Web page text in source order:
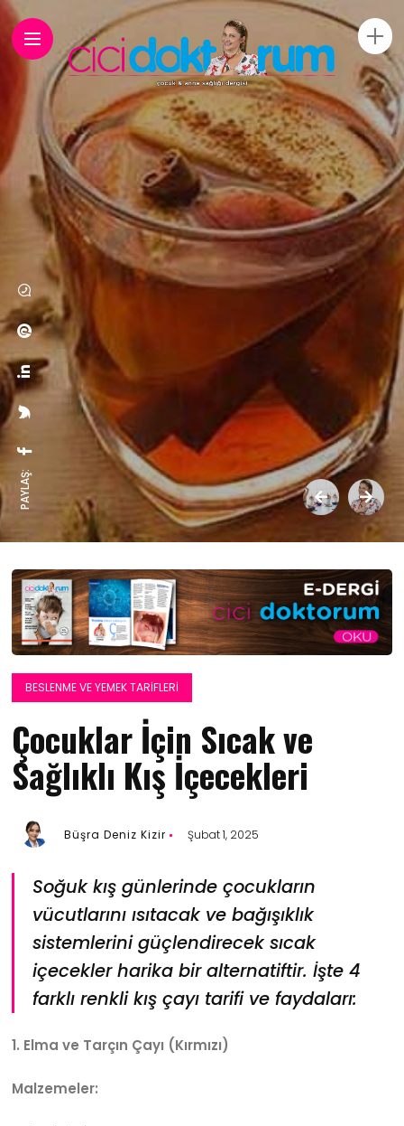
PAYLAŞ:
BESLENME VE YEMEK TARIFLERI
Çocuklar İçin Sıcak ve
Sağlıklı Kış İçecekleri
Büşra Deniz Kizir Şubat 1, 2025
Soğuk kış günlerinde çocukların
vücutlarını ısıtacak ve bağışıklık
sistemlerini güçlendirecek sıcak
içecekler harika bir alternatiftir. İşte 4
farklı renkli kış çayı tarifi ve faydaları:
1. Elma ve Tarçın Çayı (Kırmızı)
Malzemeler: